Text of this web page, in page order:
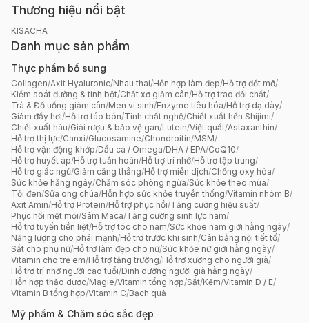
Thương hiệu nổi bật
KISACHA
Danh mục sản phẩm
Thực phẩm bổ sung
Collagen/Axit Hyaluronic/Nhau thai/Hỗn hợp làm đẹp/Hỗ trợ đốt mỡ/
Kiểm soát đường & tinh bột/Chất xơ giảm cân/Hỗ trợ trao đổi chất/
Trà & Đồ uống giảm cân/Men vi sinh/Enzyme tiêu hóa/Hỗ trợ dạ dày/
Giảm đầy hơi/Hỗ trợ táo bón/Tinh chất nghệ/Chiết xuất hến Shijimi/
Chiết xuất hàu/Giải rượu & bảo vệ gan/Lutein/Việt quất/Astaxanthin/
Hỗ trợ thị lực/Canxi/Glucosamine/Chondroitin/MSM/
Hỗ trợ vận động khớp/Dầu cá / Omega/DHA / EPA/CoQ10/
Hỗ trợ huyết áp/Hỗ trợ tuần hoàn/Hỗ trợ trí nhớ/Hỗ trợ tập trung/
Hỗ trợ giấc ngủ/Giảm căng thẳng/Hỗ trợ miễn dịch/Chống oxy hóa/
Sức khỏe hằng ngày/Chăm sóc phòng ngừa/Sức khỏe theo mùa/
Tỏi đen/Sữa ong chúa/Hỗn hợp sức khỏe truyền thống/Vitamin nhóm B/
Axit Amin/Hỗ trợ Protein/Hỗ trợ phục hồi/Tăng cường hiệu suất/
Phục hồi mệt mỏi/Sâm Maca/Tăng cường sinh lực nam/
Hỗ trợ tuyến tiền liệt/Hỗ trợ tóc cho nam/Sức khỏe nam giới hằng ngày/
Năng lượng cho phái mạnh/Hỗ trợ trước khi sinh/Cân bằng nội tiết tố/
Sắt cho phụ nữ/Hỗ trợ làm đẹp cho nữ/Sức khỏe nữ giới hằng ngày/
Vitamin cho trẻ em/Hỗ trợ tăng trưởng/Hỗ trợ xương cho người già/
Hỗ trợ trí nhớ người cao tuổi/Dinh dưỡng người già hằng ngày/
Hỗn hợp thảo dược/Magie/Vitamin tổng hợp/Sắt/Kẽm/Vitamin D / E/
Vitamin B tổng hợp/Vitamin C/Bạch quả
Mỹ phẩm & Chăm sóc sắc đẹp